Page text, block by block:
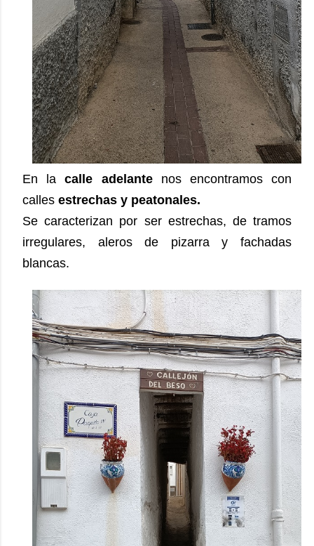
En lacalle adelantenos encontramos con
calles estrechas y peatonales.
Se caracterizan por ser estrechas, de tramos
irregulares, aleros de pizarra y fachadas
blancas.